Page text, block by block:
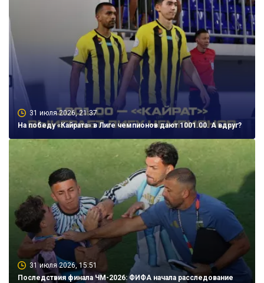
31 июля 2026, 21:37
На победу «Кайрата» в Лиге чемпионов дают 1001.00. А вдруг?
31 июля 2026, 15:51
Последствия финала ЧМ-2026: ФИФА начала расследование